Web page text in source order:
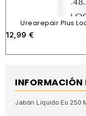
Urearepair Plus
12,99 €
INFORMACIÓN
Jabón Líquido Eu 250